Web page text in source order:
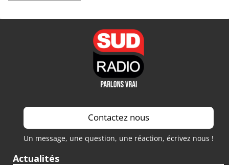
Contactez nous
Un message, une question, une réaction, écrivez nous !
Actualités